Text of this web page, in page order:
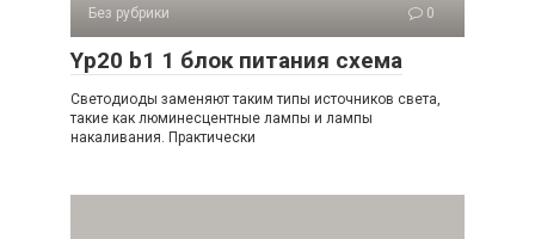
Без рубрики 0
Yp20 b1 1 блок питания схема
Светодиоды заменяют таким типы источников света,
такие как люминесцентные лампы и лампы
накаливания. Практически